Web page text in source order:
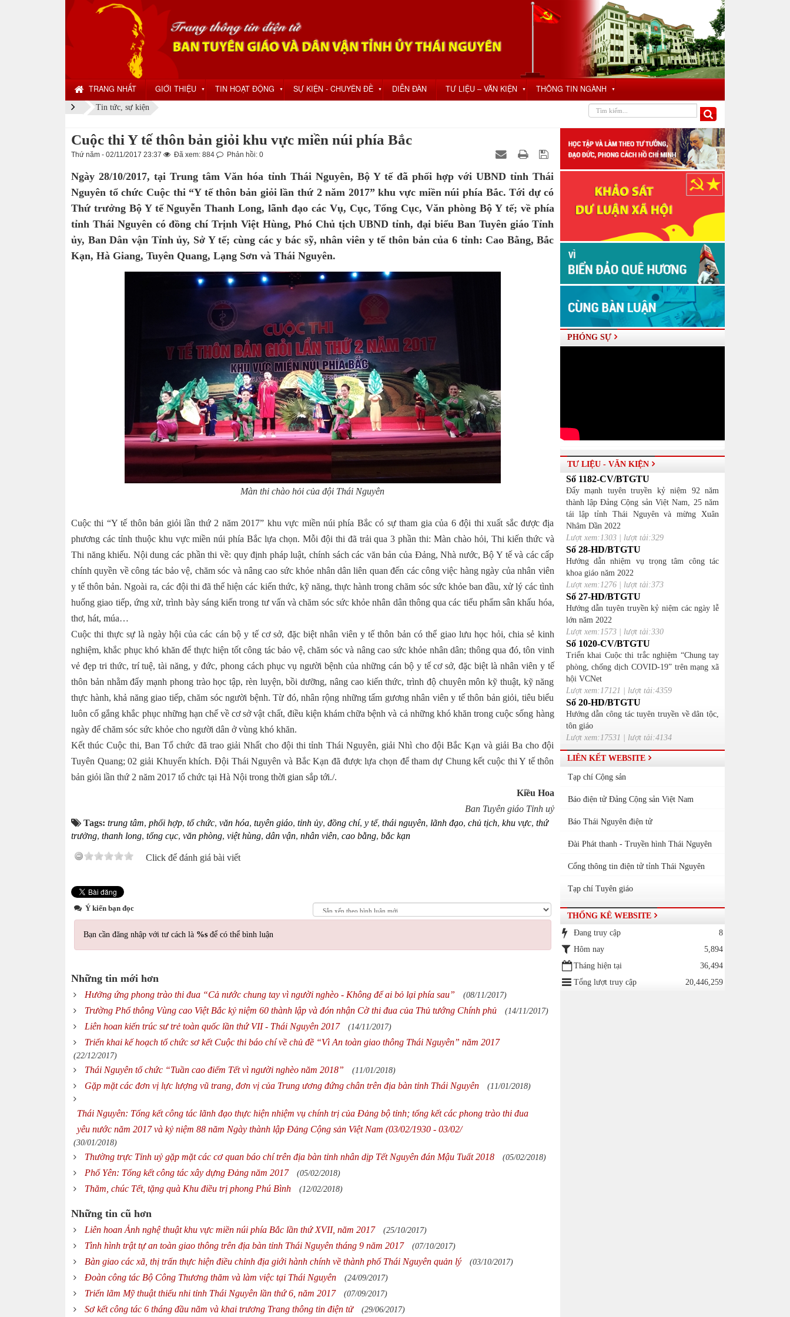
TRANG NHẤT GIỚI THIỆU ▼ TIN HOẠT ĐỘNG ▼ SỰ KIỆN - CHUYÊN ĐỀ ▼ DIỄN ĐÀN TƯ LIỆU – VĂN KIỆN ▼ THÔNG TIN NGÀNH ▼
Tin tức, sự kiện
Cuộc thi Y tế thôn bản giỏi khu vực miền núi phía Bắc
Thứ năm - 02/11/2017 23:37 Đã xem: 884 Phản hồi: 0
Ngày 28/10/2017, tại Trung tâm Văn hóa tỉnh Thái Nguyên, Bộ Y tế đã phối hợp với UBND tỉnh Thái
Nguyên tổ chức Cuộc thi “Y tế thôn bản giỏi lần thứ 2 năm 2017” khu vực miền núi phía Bắc. Tới dự có
Thứ trưởng Bộ Y tế Nguyễn Thanh Long, lãnh đạo các Vụ, Cục, Tổng Cục, Văn phòng Bộ Y tế; về phía
tỉnh Thái Nguyên có đồng chí Trịnh Việt Hùng, Phó Chủ tịch UBND tỉnh, đại biểu Ban Tuyên giáo Tỉnh
ủy, Ban Dân vận Tỉnh ủy, Sở Y tế; cùng các y bác sỹ, nhân viên y tế thôn bản của 6 tỉnh: Cao Bằng, Bắc
Kạn, Hà Giang, Tuyên Quang, Lạng Sơn và Thái Nguyên.
Màn thi chào hỏi của đội Thái Nguyên
Cuộc thi “Y tế thôn bản giỏi lần thứ 2 năm 2017” khu vực miền núi phía Bắc có sự tham gia của 6 đội thi xuất sắc được địa
phương các tỉnh thuộc khu vực miền núi phía Bắc lựa chọn. Mỗi đội thi đã trải qua 3 phần thi: Màn chào hỏi, Thi kiến thức và
Thi năng khiếu. Nội dung các phần thi về: quy định pháp luật, chính sách các văn bản của Đảng, Nhà nước, Bộ Y tế và các cấp
chính quyền về công tác bảo vệ, chăm sóc và nâng cao sức khỏe nhân dân liên quan đến các công việc hàng ngày của nhân viên
y tế thôn bản. Ngoài ra, các đội thi đã thể hiện các kiến thức, kỹ năng, thực hành trong chăm sóc sức khỏe ban đầu, xử lý các tình
huống giao tiếp, ứng xử, trình bày sáng kiến trong tư vấn và chăm sóc sức khỏe nhân dân thông qua các tiểu phẩm sân khấu hóa,
thơ, hát, múa…
Cuộc thi thực sự là ngày hội của các cán bộ y tế cơ sở, đặc biệt nhân viên y tế thôn bản có thể giao lưu học hỏi, chia sẻ kinh
nghiệm, khắc phục khó khăn để thực hiện tốt công tác bảo vệ, chăm sóc và nâng cao sức khỏe nhân dân; thông qua đó, tôn vinh
vẻ đẹp tri thức, trí tuệ, tài năng, y đức, phong cách phục vụ người bệnh của những cán bộ y tế cơ sở, đặc biệt là nhân viên y tế
thôn bản nhằm đẩy mạnh phong trào học tập, rèn luyện, bồi dưỡng, nâng cao kiến thức, trình độ chuyên môn kỹ thuật, kỹ năng
thực hành, khả năng giao tiếp, chăm sóc người bệnh. Từ đó, nhân rộng những tấm gương nhân viên y tế thôn bản giỏi, tiêu biểu
luôn cố gắng khắc phục những hạn chế về cơ sở vật chất, điều kiện khám chữa bệnh và cả những khó khăn trong cuộc sống hàng
ngày để chăm sóc sức khỏe cho người dân ở vùng khó khăn.
Kết thúc Cuộc thi, Ban Tổ chức đã trao giải Nhất cho đội thi tỉnh Thái Nguyên, giải Nhì cho đội Bắc Kạn và giải Ba cho đội
Tuyên Quang; 02 giải Khuyến khích. Đội Thái Nguyên và Bắc Kạn đã được lựa chọn để tham dự Chung kết cuộc thi Y tế thôn
bản giỏi lần thứ 2 năm 2017 tổ chức tại Hà Nội trong thời gian sắp tới./.
Kiều Hoa
Ban Tuyên giáo Tỉnh uỷ
Tags: trung tâm, phối hợp, tổ chức, văn hóa, tuyên giáo, tỉnh ủy, đồng chí, y tế, thái nguyên, lãnh đạo, chủ tịch, khu vực, thứ
trưởng, thanh long, tổng cục, văn phòng, việt hùng, dân vận, nhân viên, cao bằng, bắc kạn
Click để đánh giá bài viết
Ý kiến bạn đọc
Bạn cần đăng nhập với tư cách là %s để có thể bình luận
Những tin mới hơn
Hưởng ứng phong trào thi đua “Cả nước chung tay vì người nghèo - Không để ai bỏ lại phía sau” (08/11/2017)
Trường Phổ thông Vùng cao Việt Bắc kỷ niệm 60 thành lập và đón nhận Cờ thi đua của Thủ tướng Chính phủ (14/11/2017)
Liên hoan kiến trúc sư trẻ toàn quốc lần thứ VII - Thái Nguyên 2017 (14/11/2017)
Triển khai kế hoạch tổ chức sơ kết Cuộc thi báo chí về chủ đề “Vì An toàn giao thông Thái Nguyên” năm 2017
(22/12/2017)
Thái Nguyên tổ chức “Tuần cao điểm Tết vì người nghèo năm 2018” (11/01/2018)
Gặp mặt các đơn vị lực lượng vũ trang, đơn vị của Trung ương đứng chân trên địa bàn tỉnh Thái Nguyên (11/01/2018)
Thái Nguyên: Tổng kết công tác lãnh đạo thực hiện nhiệm vụ chính trị của Đảng bộ tỉnh; tổng kết các phong trào thi đua
yêu nước năm 2017 và kỷ niệm 88 năm Ngày thành lập Đảng Cộng sản Việt Nam (03/02/1930 - 03/02/
(30/01/2018)
Thường trực Tỉnh uỷ gặp mặt các cơ quan báo chí trên địa bàn tỉnh nhân dịp Tết Nguyên đán Mậu Tuất 2018 (05/02/2018)
Phổ Yên: Tổng kết công tác xây dựng Đảng năm 2017 (05/02/2018)
Thăm, chúc Tết, tặng quà Khu điều trị phong Phú Bình (12/02/2018)
Những tin cũ hơn
Liên hoan Ảnh nghệ thuật khu vực miền núi phía Bắc lần thứ XVII, năm 2017 (25/10/2017)
Tình hình trật tự an toàn giao thông trên địa bàn tỉnh Thái Nguyên tháng 9 năm 2017 (07/10/2017)
Bàn giao các xã, thị trấn thực hiện điều chỉnh địa giới hành chính về thành phố Thái Nguyên quản lý (03/10/2017)
Đoàn công tác Bộ Công Thương thăm và làm việc tại Thái Nguyên (24/09/2017)
Triển lãm Mỹ thuật thiếu nhi tỉnh Thái Nguyên lần thứ 6, năm 2017 (07/09/2017)
Sơ kết công tác 6 tháng đầu năm và khai trương Trang thông tin điện tử (29/06/2017)
PHÓNG SỰ
TƯ LIỆU - VĂN KIỆN
Số 1182-CV/BTGTU
Đẩy mạnh tuyên truyền kỷ niệm 92 năm
thành lập Đảng Cộng sản Việt Nam, 25 năm
tái lập tỉnh Thái Nguyên và mừng Xuân
Nhâm Dần 2022
Lượt xem:1303 | lượt tải:329
Số 28-HD/BTGTU
Hướng dẫn nhiệm vụ trọng tâm công tác
khoa giáo năm 2022
Lượt xem:1276 | lượt tải:373
Số 27-HD/BTGTU
Hướng dẫn tuyên truyền kỷ niệm các ngày lễ
lớn năm 2022
Lượt xem:1573 | lượt tải:330
Số 1020-CV/BTGTU
Triển khai Cuộc thi trắc nghiệm “Chung tay
phòng, chống dịch COVID-19” trên mạng xã
hội VCNet
Lượt xem:17121 | lượt tải:4359
Số 20-HD/BTGTU
Hướng dẫn công tác tuyên truyền về dân tộc,
tôn giáo
Lượt xem:17531 | lượt tải:4134
LIÊN KẾT WEBSITE
Tạp chí Cộng sản
Báo điện tử Đảng Cộng sản Việt Nam
Báo Thái Nguyên điện tử
Đài Phát thanh - Truyền hình Thái Nguyên
Cổng thông tin điện tử tỉnh Thái Nguyên
Tạp chí Tuyên giáo
THỐNG KÊ WEBSITE
Đang truy cập
8
Hôm nay
5,894
Tháng hiện tại
36,494
Tổng lượt truy cập
20,446,259